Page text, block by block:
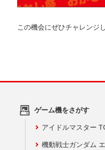
この機会にぜひチャレンジ
ゲーム機をさがす
アイドルマスター
機動戦士ガンダム